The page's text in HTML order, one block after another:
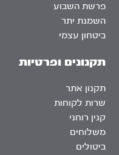
פרשת השבוע
השמנת יתר
ביטחון עצמי
תקנונים ופרטיות
תקנון אתר
שרות לקוחות
קנין רוחני
משלוחים
ביטולים